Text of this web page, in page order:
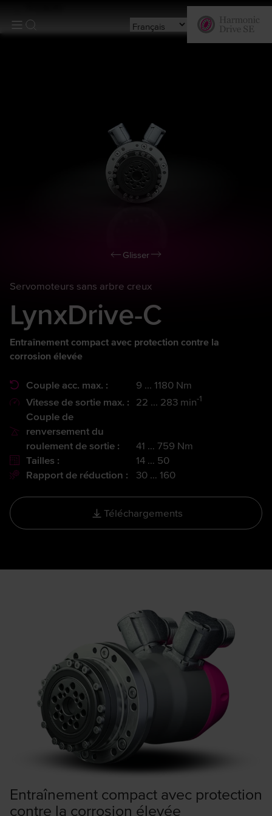
Glisser
Servomoteurs sans arbre creux
LynxDrive-C
Entraînement compact avec protection contre la
corrosion élevée
Couple acc. max. :
9 ... 1180 Nm
Vitesse de sortie max. : 22 ... 283 min-1
Couple de
renversement du
roulement de sortie :
41 … 759 Nm
Tailles :
14 … 50
Rapport de réduction :
30 … 160
Téléchargements
Entraînement compact avec protection
contre la corrosion élevée